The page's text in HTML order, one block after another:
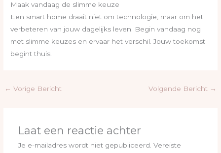
Maak vandaag de slimme keuze
Een smart home draait niet om technologie, maar om het
verbeteren van jouw dagelijks leven. Begin vandaag nog
met slimme keuzes en ervaar het verschil. Jouw toekomst
begint thuis.
← Vorige Bericht Volgende Bericht →
Laat een reactie achter
Je e-mailadres wordt niet gepubliceerd. Vereiste